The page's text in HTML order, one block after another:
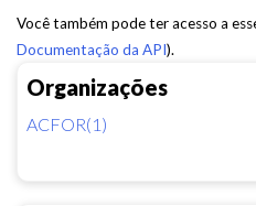
Organizações
ACFOR(1)
Você também pode ter acesso a
Documentação da API).